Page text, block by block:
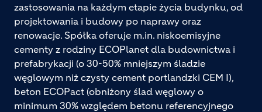
zastosowania na każdym etapie życia budynku, od
projektowania i budowy po naprawy oraz
renowacje. Spółka oferuje m.in. niskoemisyjne
cementy z rodziny ECOPlanet dla budownictwa i
prefabrykacji (o 30-50% mniejszym śladzie
węglowym niż czysty cement portlandzki CEM I),
beton ECOPact (obniżony ślad węglowy o
minimum 30% względem betonu referencyjnego